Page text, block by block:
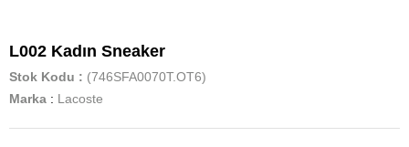
L002 Kadın Sneaker
Stok Kodu
(746SFA0070T.OT6)
Marka : Lacoste